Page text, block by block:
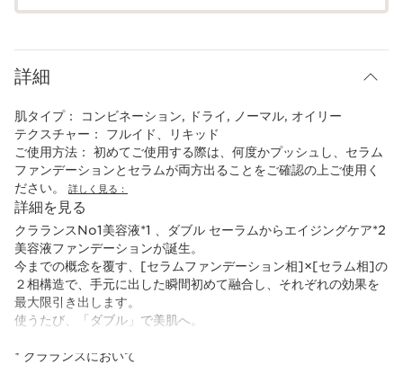
詳細
肌タイプ：
コンビネーション, ドライ, ノーマル, オイリー
テクスチャー： フルイド、リキッド
ご使用方法： 初めてご使用する際は、何度かプッシュし、セラム
ファンデーションとセラムが両方出ることをご確認の上ご使用く
ださい。 詳しく見る：
詳細を見る
クラランスNo1美容液*1 、ダブル セーラムからエイジングケア*2
美容液ファンデーションが誕生。
今までの概念を覆す、[セラムファンデーション相]×[セラム相]の
２相構造で、手元に出した瞬間初めて融合し、それぞれの効果を
最大限引き出します。
使うたび、「ダブル」で美肌へ。
* クラランスにおいて